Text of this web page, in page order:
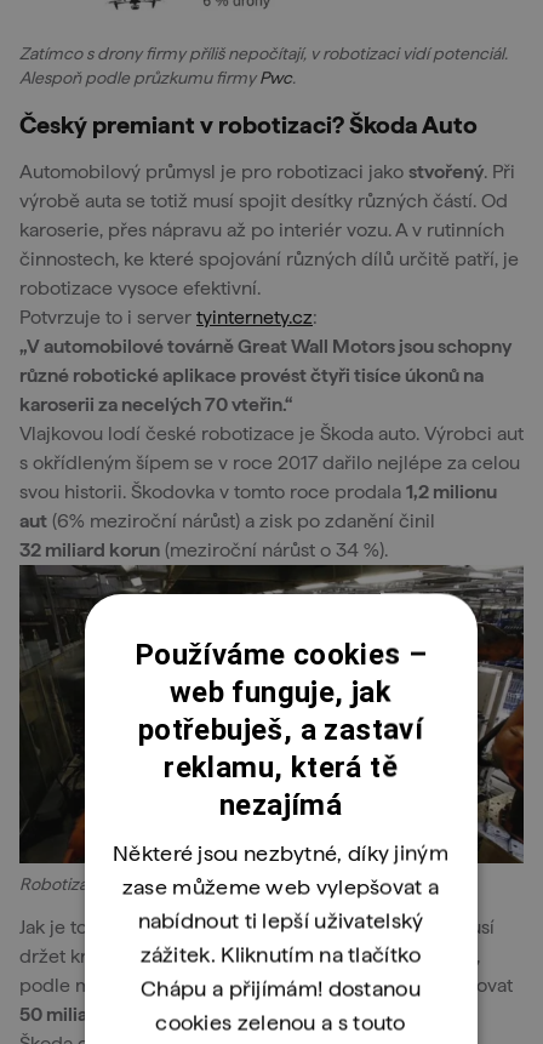
Zatímco s drony firmy příliš nepočítají, v robotizaci vidí potenciál.
Alespoň podle průzkumu firmyPwc.
Český premiant v robotizaci? Škoda Auto
Automobilový průmysl je pro robotizaci jako stvořený. Při
výrobě auta se totiž musí spojit desítky různých částí. Od
karoserie, přes nápravu až po interiér vozu. A v rutinních
činnostech, ke které spojování různých dílů určitě patří, je
robotizace vysoce efektivní.
Potvrzuje to i server tyinternety.cz:
„V automobilové továrně Great Wall Motors jsou schopny
různé robotické aplikace provést čtyři tisíce úkonů na
karoserii za necelých 70 vteřin.“
Vlajkovou lodí české robotizace je Škoda auto. Výrobci aut
s okřídleným šípem se v roce 2017 dařilo nejlépe za celou
svou historii. Škodovka v tomto roce prodala 1,2 milionu
aut (6% meziroční nárůst) a zisk po zdanění činil
32 miliard korun (meziroční nárůst o 34 %).
Robotizace je v automobilovém průmyslu běžným jevem.
Jak je to možné? Manažeři v Mladé Boleslavi ví, že musí
držet krok s technickým pokrokem. Škoda auto bude,
podle magazínuForbes , v příštích dvou letech investovat
50 miliard
elektromobilityadigitalizace.
Používáme cookies –
web funguje, jak
potřebuješ, a zastaví
reklamu, která tě
nezajímá
Některé jsou nezbytné, díky jiným
zase můžeme web vylepšovat a
nabídnout ti lepší uživatelský
zážitek. Kliknutím na tlačítko
Chápu a přijímám! dostanou
cookies zelenou a s touto